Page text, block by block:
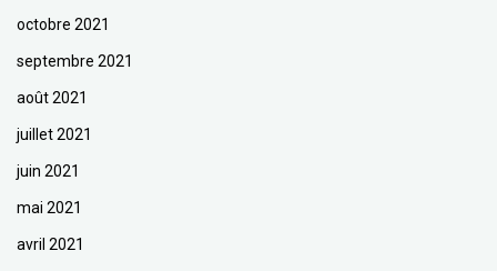
octobre 2021
septembre 2021
août 2021
juillet 2021
juin 2021
mai 2021
avril 2021